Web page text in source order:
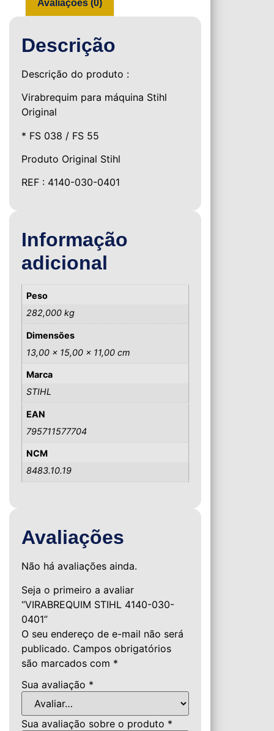
Avaliações (0)
Descrição
Descrição do produto :
Virabrequim para máquina Stihl
Original
* FS 038 / FS 55
Produto Original Stihl
REF : 4140-030-0401
Informação
adicional
Peso
282,000 kg
Dimensões
13,00 × 15,00 × 11,00 cm
Marca
STIHL
EAN
795711577704
NCM
8483.10.19
Avaliações
Não há avaliações ainda.
Seja o primeiro a avaliar
“VIRABREQUIM STIHL 4140-030-
0401”
O seu endereço de e-mail não será
publicado. Campos obrigatórios
são marcados com *
Sua avaliação *
Sua avaliação sobre o produto *